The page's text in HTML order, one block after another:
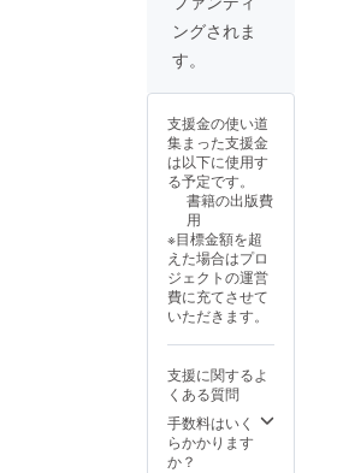
関係）も配
信中。
ングされま
す。
支援金の使い道
集まった支援金
は以下に使用す
る予定です。
書籍の出版費
用
※目標金額を超
えた場合はプロ
ジェクトの運営
費に充てさせて
いただきます。
支援に関するよ
くある質問
手数料はいく
らかかります
か？